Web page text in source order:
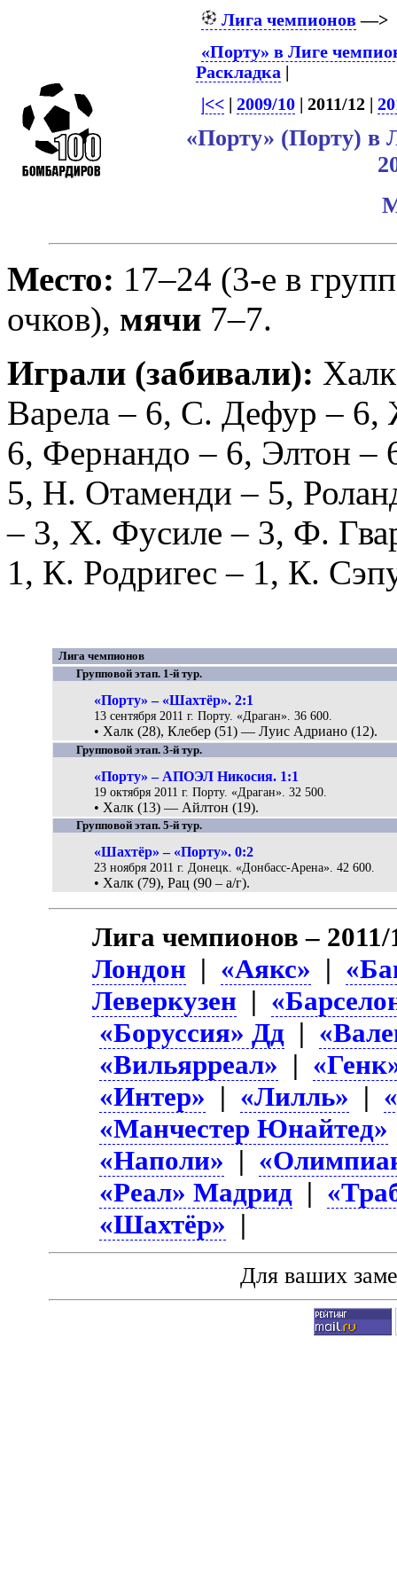
Лига чемпионов—>
«Порту» в Лиге
Раскладка |
|<< |2009/10 | 2011/12 |
«Порту» (Порту) в
Место: 17–24 (3-е в
очков), мячи 7–7.
Играли (забивали): Халк
Варела – 6, С. Дефур – 6,
6, Фернандо – 6, Элтон –
5, Н. Отаменди – 5,
– 3, Х. Фусиле – 3, Ф.
1, К. Родригес – 1, К.
Лига чемпионов
Групповой этап. 1-й тур.
«Порту» – «Шахтёр». 2:1
13 сентября 2011 г. Порту. «Драган». 36 600.
• Халк (28), Клебер (51) — Луис Адриано (12).
Групповой этап. 3-й тур.
«Порту» – АПОЭЛ Никосия. 1:1
19 октября 2011 г. Порту. «Драган». 32 500.
• Халк (13) — Айлтон (19).
Групповой этап. 5-й тур.
«Шахтёр» – «Порту». 0:2
23 ноября 2011 г. Донецк. «Донбасс-Арена». 42 600.
• Халк (79), Рац (90 – а/г).
Лига чемпионов –
Лондон | «Аякс» |
Леверкузен |
«Боруссия» Дд |
«Вильярреал» |
«Интер» | «Лилль» |
«Манчестер Юнайтед»
«Наполи» |
«Реал» Мадрид |
«Шахтёр» |
Для ваших